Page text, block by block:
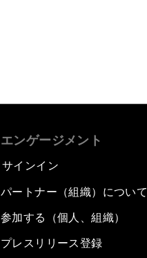
エンゲージメント
サインイン
パートナー（組織）について
参加する（個人、組織）
プレスリリース登録